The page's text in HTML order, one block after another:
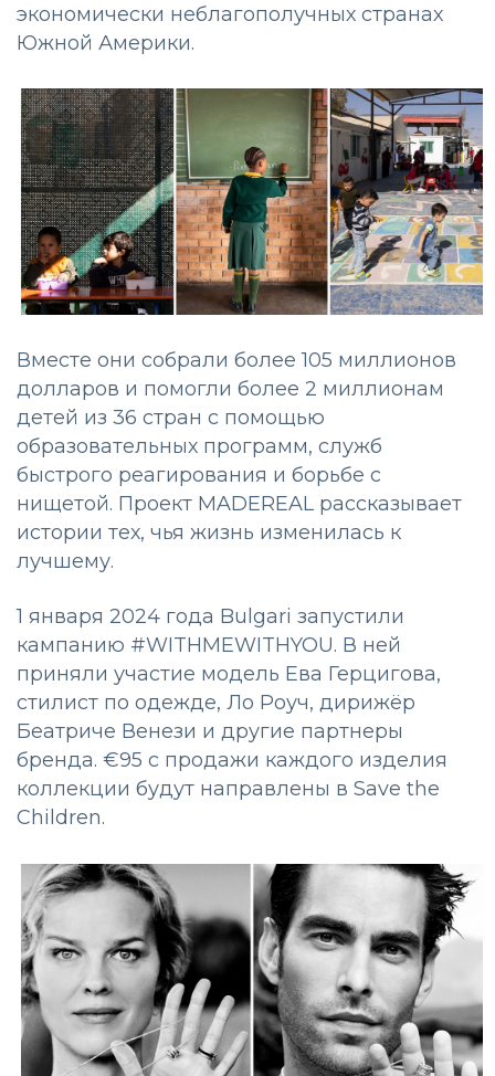
экономически неблагополучных странах
Южной Америки.
Вместе они собрали более 105 миллионов
долларов и помогли более 2 миллионам
детей из 36 стран с помощью
образовательных программ, служб
быстрого реагирования и борьбе с
нищетой. Проект MADEREAL рассказывает
истории тех, чья жизнь изменилась к
лучшему.
1 января 2024 года Bulgari запустили
кампанию #WITHMEWITHYOU. В ней
приняли участие модель Ева Герцигова,
стилист по одежде, Ло Роуч, дирижёр
Беатриче Венези и другие партнеры
бренда. €95 с продажи каждого изделия
коллекции будут направлены в Save the
Children.